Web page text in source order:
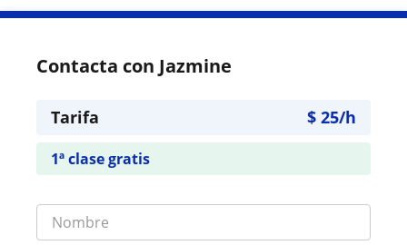
Contacta con Jazmine
Tarifa $ 25/h
1ª clase gratis